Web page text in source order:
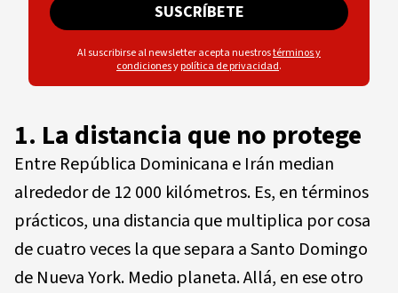
SUSCRÍBETE
Al suscribirse al newsletter acepta nuestrostérminos y
condicionesypolítica de privacidad.
1. La distancia que no protege
Entre República Dominicana e Irán median
alrededor de 12 000 kilómetros. Es, en términos
prácticos, una distancia que multiplica por cosa
de cuatro veces la que separa a Santo Domingo
de Nueva York. Medio planeta. Allá, en ese otro